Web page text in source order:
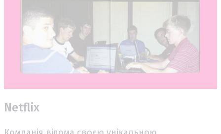
Netflix